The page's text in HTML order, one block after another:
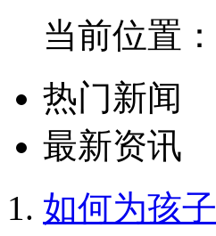
当前位置：
热门新闻
最新资讯
如何为孩